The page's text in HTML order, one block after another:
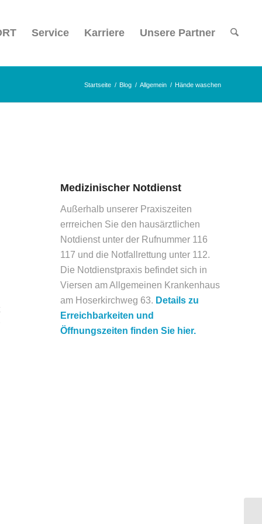
Service Karriere Unsere Partner
Startseite / Blog / Allgemein / Hände waschen
Medizinischer Notdienst
Außerhalb unserer Praxiszeiten
errreichen Sie den hausärztlichen
Notdienst unter der Rufnummer 116
117 und die Notfallrettung unter 112.
Die Notdienstpraxis befindet sich in
Viersen am Allgemeinen Krankenhaus
am Hoserkirchweg 63. Details zu
Erreichbarkeiten und
Öffnungszeiten finden Sie hier.